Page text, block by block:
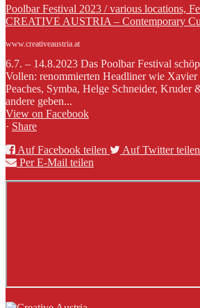
Poolbar Festival 2023 / various locations,
CREATIVE AUSTRIA – Contemporary
www.creativeaustria.at
6.7. – 14.8.2023 Das Poolbar Festival
Vollen: renommierten Headliner wie
Peaches, Symba, Helge Schneider, Kruder
andere geben...
View on Facebook
· Share
Auf Facebook teilen
Auf Twitter teilen
Per E-Mail teilen